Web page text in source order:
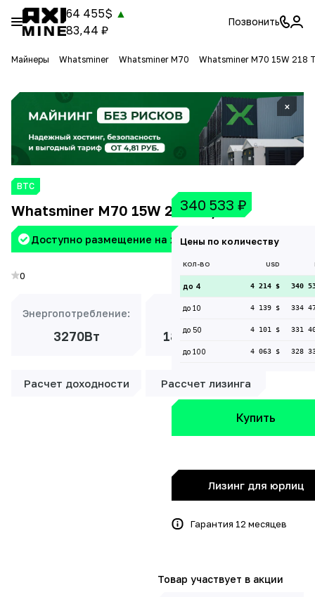
64 455$ ▲
83,44 ₽
Позвонить
Майнеры Whatsminer Whatsminer M70 Whatsminer M70 15W 218
×
BTC
Whatsminer M70 15W 218 Th/s
Доступно размещение на хостинге Aximine
0
Энергопотребление:
3270Вт
Доходность:
18 343 ₽/мес
Расчет доходности Рассчет лизинга
340 533 ₽
Цены по количеству
КОЛ-ВО USD
до 4 4 214 $ 340
до 10 4 139 $ 334
до 50 4 101 $ 331
до 100 4 063 $ 328
Купить
Лизинг для юрлиц
Гарантия 12 месяцев
Товар участвует в акции